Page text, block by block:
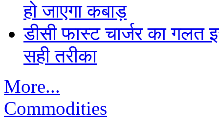
हो जाएगा कबाड़
डीसी फास्ट चार्जर का गलत
सही तरीका
More...
Commodities